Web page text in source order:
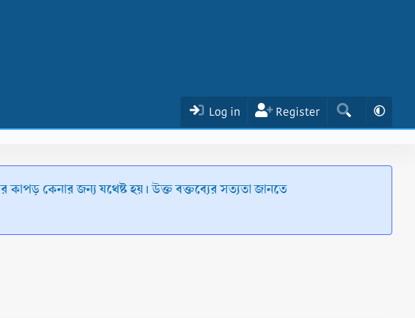
Log in Register
কেনার জন্য যথেষ্ট হয়। উক্ত বক্তব্যের সত্যতা জানতে